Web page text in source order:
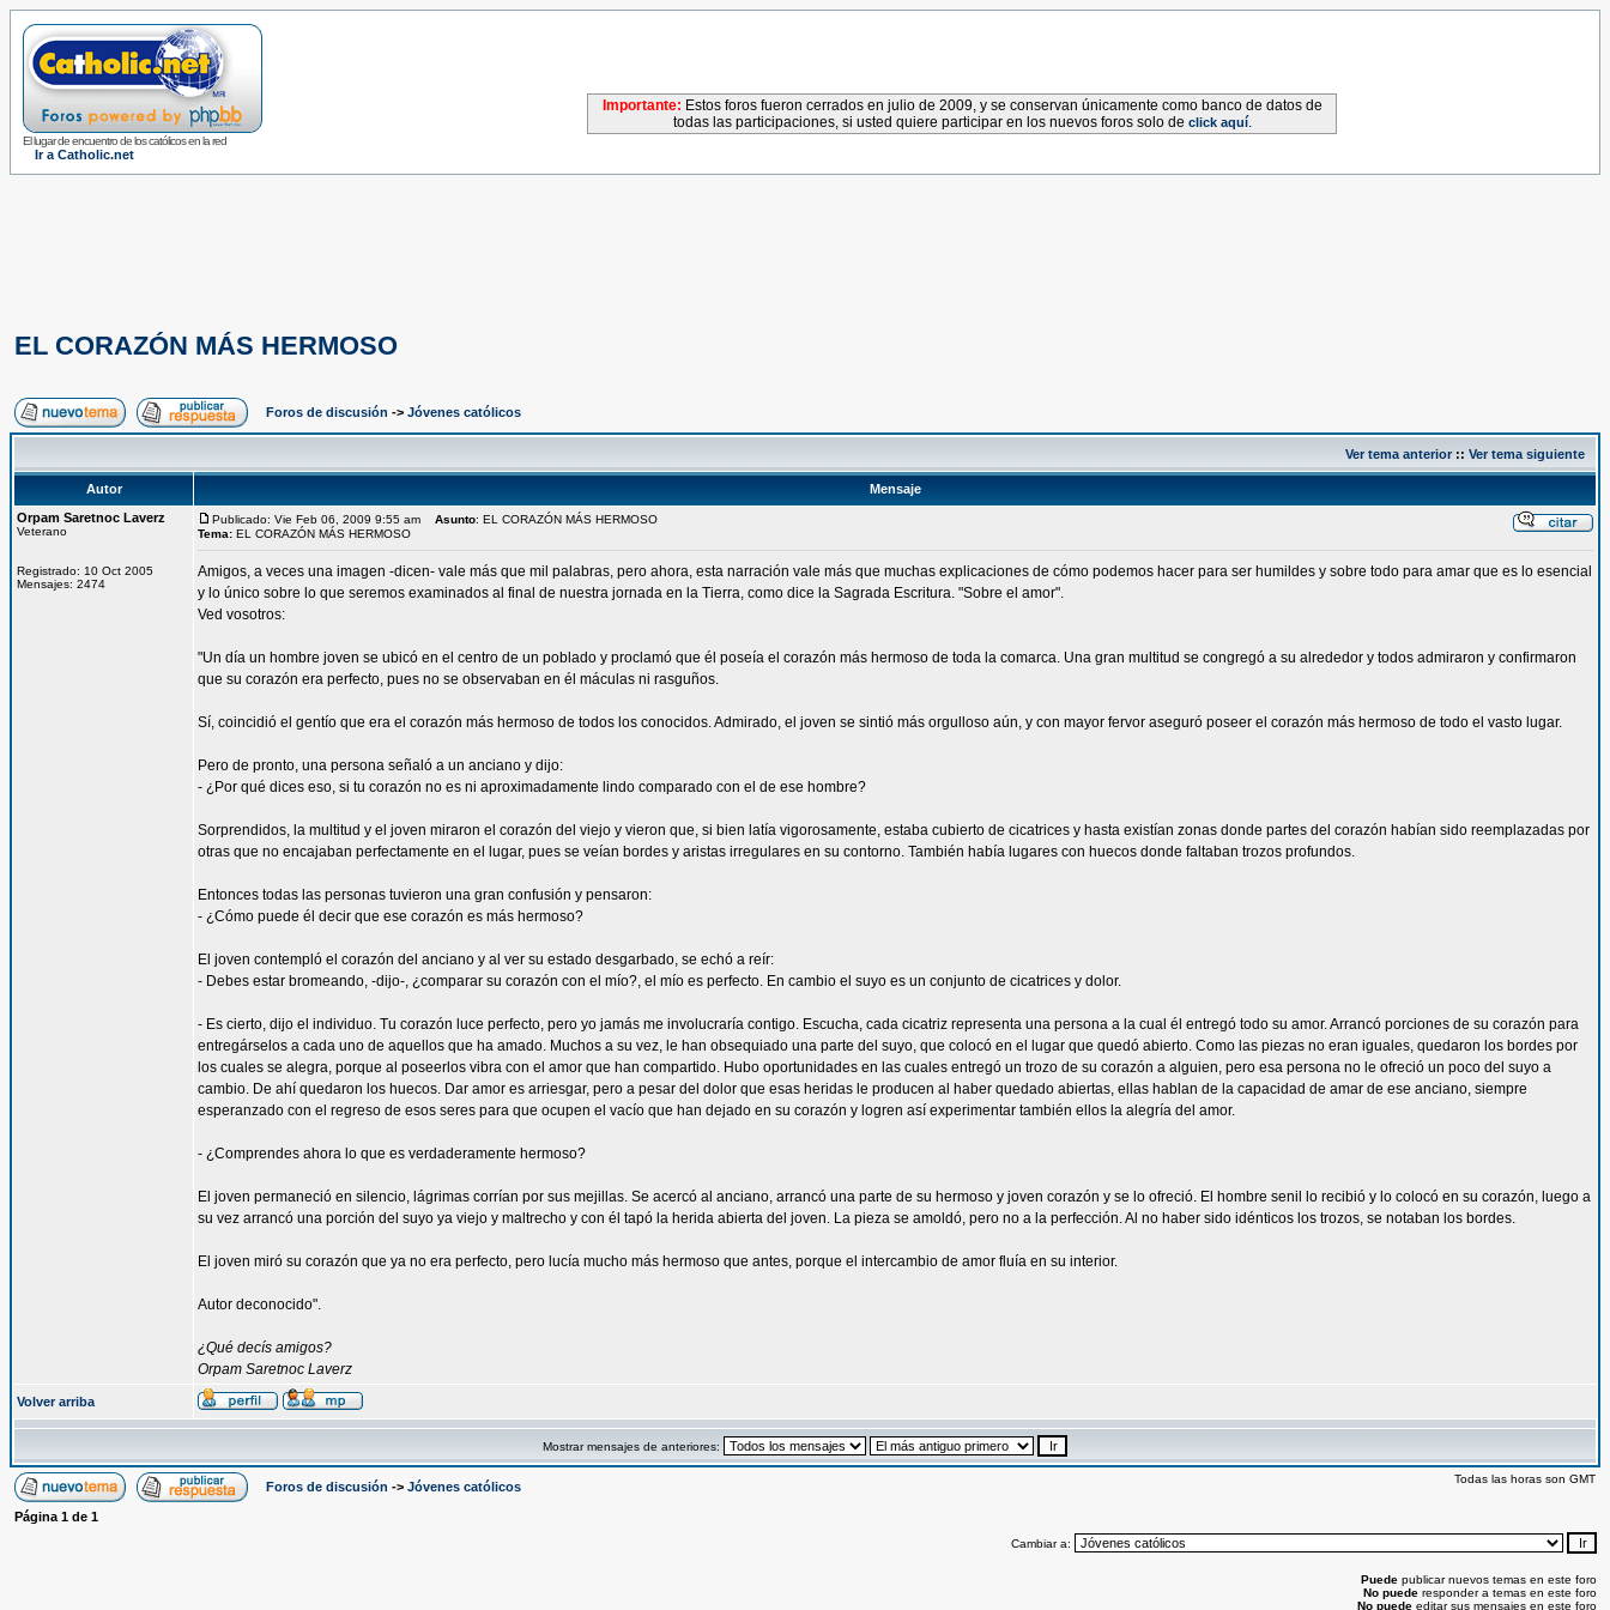
El lugar de encuentro de los católicos en la red
Ir a Catholic.net
Importante: Estos foros fueron cerrados en julio de 2009, y se conservan únicamente como banco de datos de
todas las participaciones, si usted quiere participar en los nuevos foros solo de click aquí.
EL CORAZÓN MÁS HERMOSO
Foros de discusión -> Jóvenes católicos
Ver tema anterior:: Ver tema siguiente
Autor
Mensaje
Orpam Saretnoc Laverz
Veterano
Registrado: 10 Oct 2005
Mensajes: 2474
Publicado: Vie Feb 06, 2009 9:55 am Asunto: EL CORAZÓN MÁS HERMOSO
Tema: EL CORAZÓN MÁS HERMOSO
Amigos, a veces una imagen -dicen- vale más que mil palabras, pero ahora, esta narración vale más que muchas explicaciones de cómo podemos hacer para ser humildes y sobre todo para amar que es lo esencial
y lo único sobre lo que seremos examinados al final de nuestra jornada en la Tierra, como dice la Sagrada Escritura. "Sobre el amor".
Ved vosotros:
"Un día un hombre joven se ubicó en el centro de un poblado y proclamó que él poseía el corazón más hermoso de toda la comarca. Una gran multitud se congregó a su alrededor y todos admiraron y confirmaron
que su corazón era perfecto, pues no se observaban en él máculas ni rasguños.
Sí, coincidió el gentío que era el corazón más hermoso de todos los conocidos. Admirado, el joven se sintió más orgulloso aún, y con mayor fervor aseguró poseer el corazón más hermoso de todo el vasto lugar.
Pero de pronto, una persona señaló a un anciano y dijo:
- ¿Por qué dices eso, si tu corazón no es ni aproximadamente lindo comparado con el de ese hombre?
Sorprendidos, la multitud y el joven miraron el corazón del viejo y vieron que, si bien latía vigorosamente, estaba cubierto de cicatrices y hasta existían zonas donde partes del corazón habían sido reemplazadas por
otras que no encajaban perfectamente en el lugar, pues se veían bordes y aristas irregulares en su contorno. También había lugares con huecos donde faltaban trozos profundos.
Entonces todas las personas tuvieron una gran confusión y pensaron:
- ¿Cómo puede él decir que ese corazón es más hermoso?
El joven contempló el corazón del anciano y al ver su estado desgarbado, se echó a reír:
- Debes estar bromeando, -dijo-, ¿comparar su corazón con el mío?, el mío es perfecto. En cambio el suyo es un conjunto de cicatrices y dolor.
- Es cierto, dijo el individuo. Tu corazón luce perfecto, pero yo jamás me involucraría contigo. Escucha, cada cicatriz representa una persona a la cual él entregó todo su amor. Arrancó porciones de su corazón para
entregárselos a cada uno de aquellos que ha amado. Muchos a su vez, le han obsequiado una parte del suyo, que colocó en el lugar que quedó abierto. Como las piezas no eran iguales, quedaron los bordes por
los cuales se alegra, porque al poseerlos vibra con el amor que han compartido. Hubo oportunidades en las cuales entregó un trozo de su corazón a alguien, pero esa persona no le ofreció un poco del suyo a
cambio. De ahí quedaron los huecos. Dar amor es arriesgar, pero a pesar del dolor que esas heridas le producen al haber quedado abiertas, ellas hablan de la capacidad de amar de ese anciano, siempre
esperanzado con el regreso de esos seres para que ocupen el vacío que han dejado en su corazón y logren así experimentar también ellos la alegría del amor.
- ¿Comprendes ahora lo que es verdaderamente hermoso?
El joven permaneció en silencio, lágrimas corrían por sus mejillas. Se acercó al anciano, arrancó una parte de su hermoso y joven corazón y se lo ofreció. El hombre senil lo recibió y lo colocó en su corazón, luego a
su vez arrancó una porción del suyo ya viejo y maltrecho y con él tapó la herida abierta del joven. La pieza se amoldó, pero no a la perfección. Al no haber sido idénticos los trozos, se notaban los bordes.
El joven miró su corazón que ya no era perfecto, pero lucía mucho más hermoso que antes, porque el intercambio de amor fluía en su interior.
Autor deconocido".
¿Qué decís amigos?
Orpam Saretnoc Laverz
Volver arriba
Mostrar mensajes de anteriores:
Foros de discusión -> Jóvenes católicos
Todas las horas son GMT
Página 1 de 1
Cambiar a:
Puede publicar nuevos temas en este foro
No puede responder a temas en este foro
No puede editar sus mensajes en este foro